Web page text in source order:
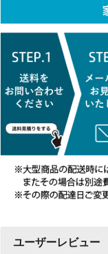
ユーザーレビュー